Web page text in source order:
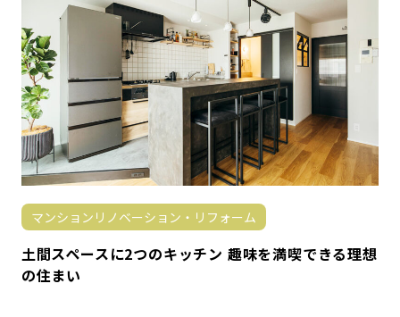
マンションリノベーション・リフォーム
土間スペースに2つのキッチン 趣味を満喫できる理想
の住まい